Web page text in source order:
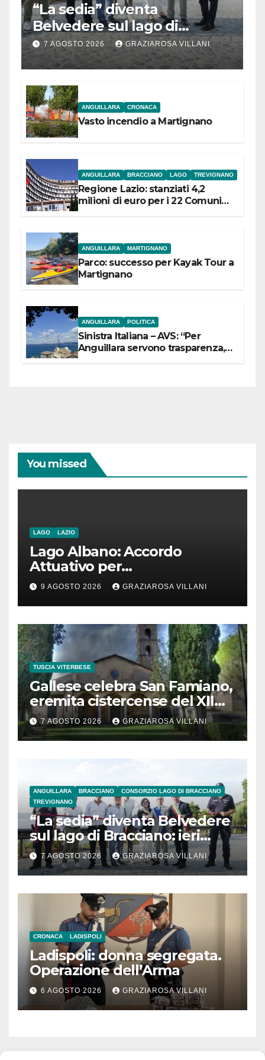
“La sedia” diventa
Belvedere sul lago di
Bracciano: ieri
l’inaugurazione
7 AGOSTO 2026 GRAZIAROSA VILLANI
ANGUILLARA CRONACA
Vasto incendio a Martignano
ANGUILLARA BRACCIANO LAGO TREVIGNANO
Regione Lazio: stanziati 4,2
milioni di euro per i 22 Comuni
ANGUILLARA MARTIGNANO
Parco: successo per Kayak Tour a
Martignano
ANGUILLARA POLITICA
Sinistra Italiana – AVS: “Per
Anguillara servono trasparenza,
You missed
LAGO LAZIO
Lago Albano: Accordo
Attuativo per
l’interconnessione
acquedottistica da 29,5
milioni di euro
9 AGOSTO 2026 GRAZIAROSA VILLANI
TUSCIA VITERBESE
Gallese celebra San Famiano,
eremita cistercense del XII
secolo
7 AGOSTO 2026 GRAZIAROSA VILLANI
ANGUILLARA BRACCIANO
CONSORZIO LAGO DI BRACCIANO
TREVIGNANO
“La sedia” diventa Belvedere
sul lago di Bracciano: ieri
l’inaugurazione
7 AGOSTO 2026 GRAZIAROSA VILLANI
CRONACA LADISPOLI
Ladispoli: donna segregata.
Operazione dell’Arma
6 AGOSTO 2026 GRAZIAROSA VILLANI